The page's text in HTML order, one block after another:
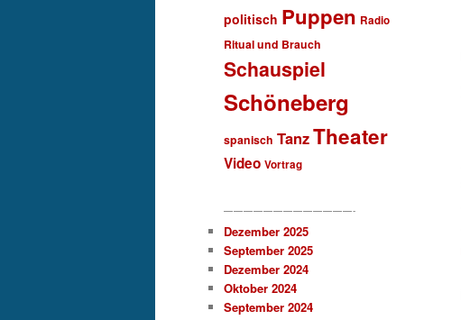
politisch Puppen Radio
Ritual und Brauch
Schauspiel
Schöneberg
spanisch TanzTheater
Video Vortrag
—————————————-
Dezember 2025
September 2025
Dezember 2024
Oktober 2024
September 2024